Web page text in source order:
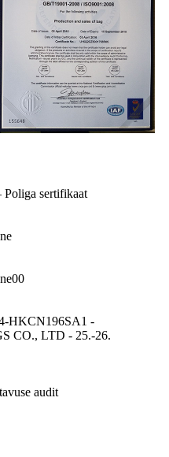
Poliga sertifikaat
HKCN196SA1 -
CO., LTD - 25.-26.
audit